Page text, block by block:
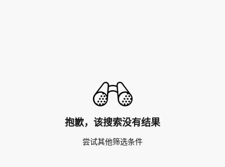
抱歉，该搜索没有结果
尝试其他筛选条件